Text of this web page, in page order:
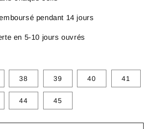
pendant 14 jours
en 5-10 jours ouvrés
38 39 40 41
44 45